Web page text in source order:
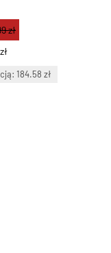
zł
184.58 zł